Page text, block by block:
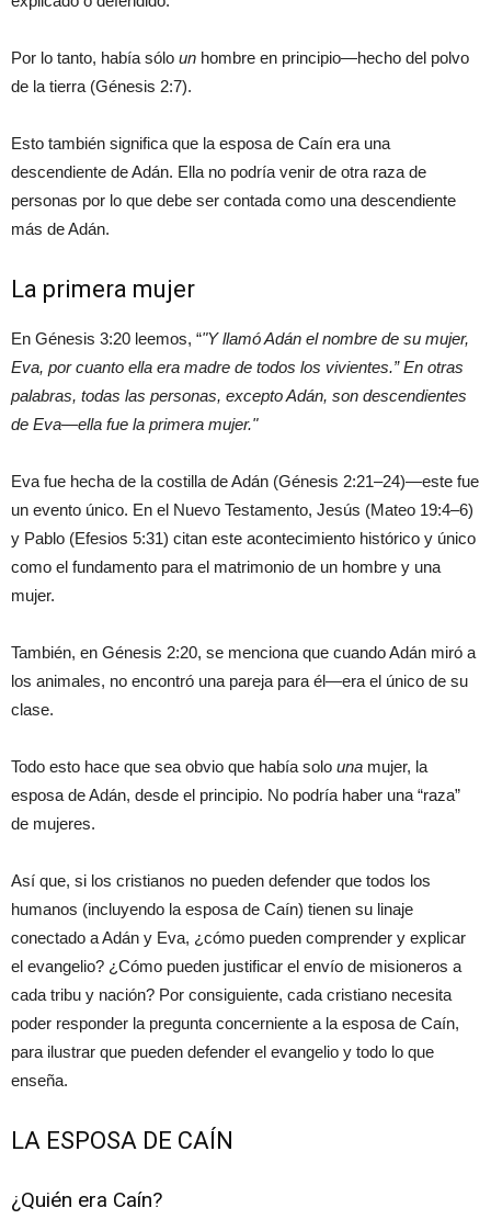
Por lo tanto, había sólo un hombre en principio—hecho del polvo
de la tierra (Génesis 2:7).
Esto también significa que la esposa de Caín era una
descendiente de Adán. Ella no podría venir de otra raza de
personas por lo que debe ser contada como una descendiente
más de Adán.
La primera mujer
En Génesis 3:20 leemos, “ Y llamó Adán el nombre de su mujer,
Eva, por cuanto ella era madre de todos los vivientes.” En otras
palabras, todas las personas, excepto Adán, son descendientes
de Eva—ella fue la primera mujer.
Eva fue hecha de la costilla de Adán (Génesis 2:21–24)—este fue
un evento único. En el Nuevo Testamento, Jesús (Mateo 19:4–6)
y Pablo (Efesios 5:31) citan este acontecimiento histórico y único
como el fundamento para el matrimonio de un hombre y una
mujer.
También, en Génesis 2:20, se menciona que cuando Adán miró a
los animales, no encontró una pareja para él—era el único de su
clase.
Todo esto hace que sea obvio que había solo una mujer, la
esposa de Adán, desde el principio. No podría haber una “raza”
de mujeres.
Así que, si los cristianos no pueden defender que todos los
humanos (incluyendo la esposa de Caín) tienen su linaje
conectado a Adán y Eva, ¿cómo pueden comprender y explicar
el evangelio? ¿Cómo pueden justificar el envío de misioneros a
cada tribu y nación? Por consiguiente, cada cristiano necesita
poder responder la pregunta concerniente a la esposa de Caín,
para ilustrar que pueden defender el evangelio y todo lo que
enseña.
LA ESPOSA DE CAÍN
¿Quién era Caín?